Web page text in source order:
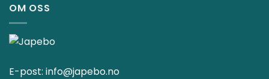
OM OSS
E-post: info@japebo.no